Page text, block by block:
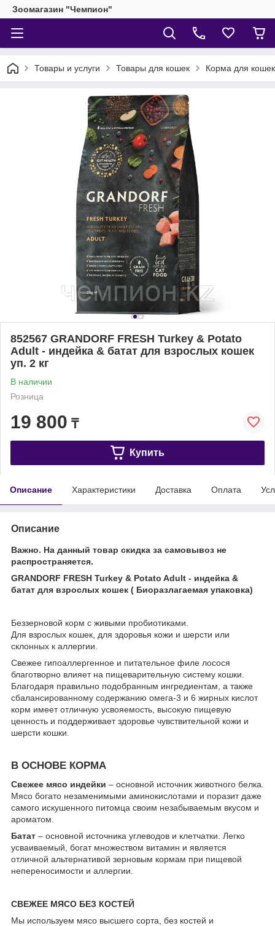
Зоомагазин "Чемпион"
Товары и услуги Товары для кошек Корма для кошек
852567 GRANDORF FRESH Turkey & Potato
Adult - индейка & батат для взрослых кошек
уп. 2 кг
В наличии
Розница
19 800 ₸
Купить
Описание Характеристики Доставка Оплата
Описание
Важно. На данный товар скидка за самовывоз не
распространяется.
GRANDORF FRESH Turkey & Potato Adult - индейка &
батат для взрослых кошек ( Биоразлагаемая упаковка)
Беззерновой корм с живыми пробиотиками.
Для взрослых кошек, для здоровья кожи и шерсти или
склонных к аллергии.
Свежее гипоаллергенное и питательное филе лосося
благотворно влияет на пищеварительную систему кошки.
Благодаря правильно подобранным ингредиентам, а также
сбалансированному содержанию омега-3 и 6 жирных кислот
корм имеет отличную усвояемость, высокую пищевую
ценность и поддерживает здоровье чувствительной кожи и
шерсти кошки.
В ОСНОВЕ КОРМА
Свежее мясо индейки – основной источник животного белка.
Мясо богато незаменимыми аминокислотами и поразит даже
самого искушенного питомца своим незабываемым вкусом и
ароматом.
Батат – основной источника углеводов и клетчатки. Легко
усваиваемый, богат множеством витамин и является
отличной альтернативой зерновым кормам при пищевой
непереносимости и аллергии.
СВЕЖЕЕ МЯСО БЕЗ КОСТЕЙ
Мы используем мясо высшего сорта, без костей и